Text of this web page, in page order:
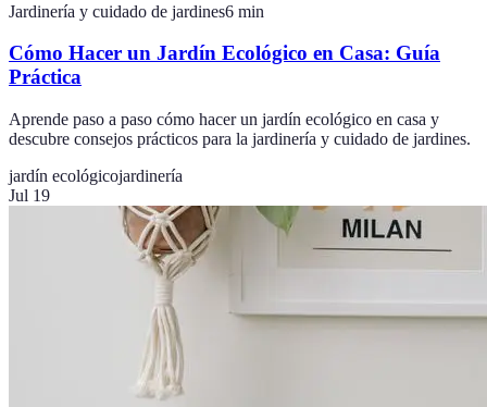
Jardinería y cuidado de jardines6 min
Cómo Hacer un Jardín Ecológico en Casa: Guía
Práctica
Aprende paso a paso cómo hacer un jardín ecológico en casa y
descubre consejos prácticos para la jardinería y cuidado de jardines.
jardín ecológicojardinería
Jul 19